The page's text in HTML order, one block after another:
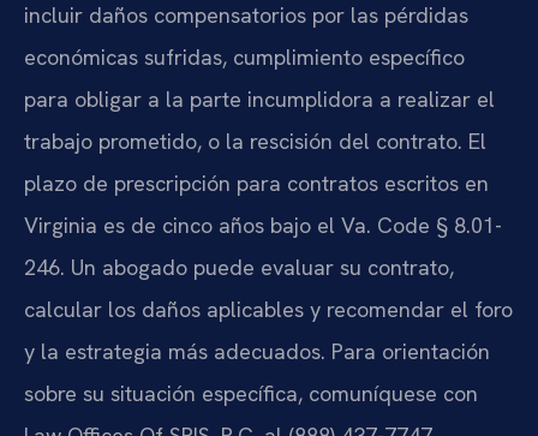
incluir daños compensatorios por las pérdidas
económicas sufridas, cumplimiento específico
para obligar a la parte incumplidora a realizar el
trabajo prometido, o la rescisión del contrato. El
plazo de prescripción para contratos escritos en
Virginia es de cinco años bajo el Va. Code § 8.01-
246. Un abogado puede evaluar su contrato,
calcular los daños aplicables y recomendar el foro
y la estrategia más adecuados. Para orientación
sobre su situación específica, comuníquese con